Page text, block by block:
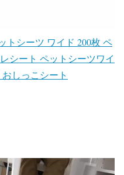
トシーツ ワイド 200枚 ペ
シート ペットシーツワイ
しっこシート